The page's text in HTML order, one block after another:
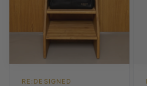
RE:DESIGNED